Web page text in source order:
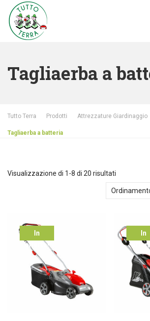
Tagliaerba a
Tutto Terra Prodotti Attrezzature Giardinaggio
Tagliaerba a batteria
Visualizzazione di 1-8 di 20 risultati
In
offerta!
In